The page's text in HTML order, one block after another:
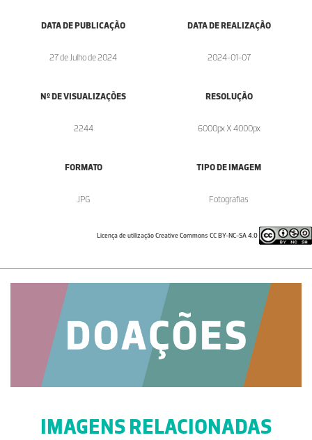
DATA DE PUBLICAÇÃO
27 de Julho de 2024
DATA DE REALIZAÇÃO
2024-01-07
Nº DE VISUALIZAÇÕES
2244
RESOLUÇÃO
6000px X 4000px
FORMATO
.JPG
TIPO DE IMAGEM
Fotografias
Licença de utilização Creative Commons CC BY-NC-SA 4.0
IMAGENS RELACIONADAS